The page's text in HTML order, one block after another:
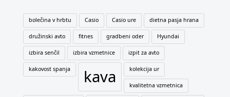
bolečina v hrbtu Casio Casio ure dietna pasja hrana
družinski avto fitnes gradbeni oder Hyundai
izbira senčil izbira vzmetnice izpit za avto
kakovost spanja kava kolekcija ur
kvalitetna vzmetnica